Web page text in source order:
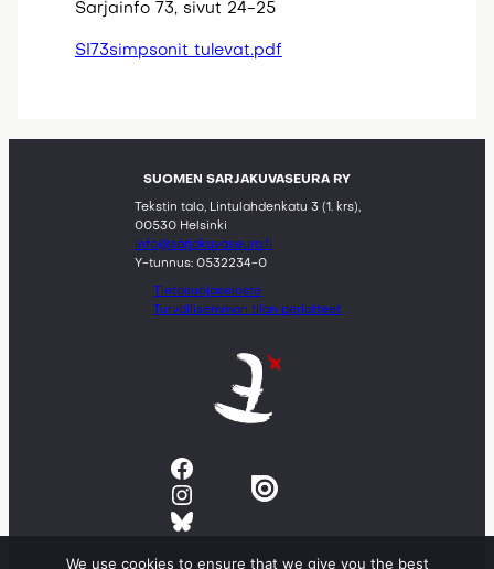
Sarjainfo 73, sivut 24-25
SI73simpsonit tulevat.pdf
SUOMEN SARJAKUVASEURA RY
Tekstin talo, Lintulahdenkatu 3 (1. krs),
00530 Helsinki
info@sarjakuvaseura.fi
Y-tunnus: 0532234-0
Tietosuojaseloste
Turvallisemman tilan periatteet
Facebook
Instagram
Bluesky
We use cookies to ensure that we give you the best